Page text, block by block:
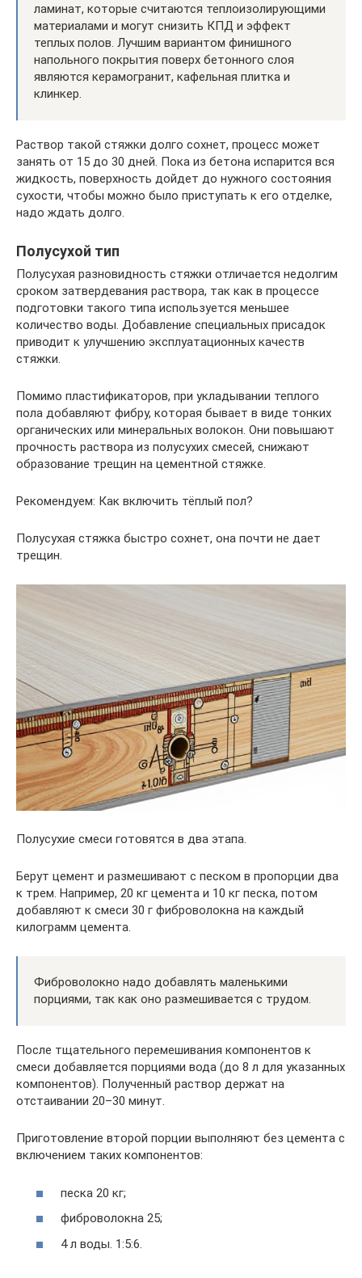
ламинат, которые считаются теплоизолирующими
материалами и могут снизить КПД и эффект
теплых полов. Лучшим вариантом финишного
напольного покрытия поверх бетонного слоя
являются керамогранит, кафельная плитка и
клинкер.
Раствор такой стяжки долго сохнет, процесс может
занять от 15 до 30 дней. Пока из бетона испарится вся
жидкость, поверхность дойдет до нужного состояния
сухости, чтобы можно было приступать к его отделке,
надо ждать долго.
Полусухой тип
Полусухая разновидность стяжки отличается недолгим
сроком затвердевания раствора, так как в процессе
подготовки такого типа используется меньшее
количество воды. Добавление специальных присадок
приводит к улучшению эксплуатационных качеств
стяжки.
Помимо пластификаторов, при укладывании теплого
пола добавляют фибру, которая бывает в виде тонких
органических или минеральных волокон. Они повышают
прочность раствора из полусухих смесей, снижают
образование трещин на цементной стяжке.
Рекомендуем: Как включить тёплый пол?
Полусухая стяжка быстро сохнет, она почти не дает
трещин.
Полусухие смеси готовятся в два этапа.
Берут цемент и размешивают с песком в пропорции два
к трем. Например, 20 кг цемента и 10 кг песка, потом
добавляют к смеси 30 г фиброволокна на каждый
килограмм цемента.
Фиброволокно надо добавлять маленькими
порциями, так как оно размешивается с трудом.
После тщательного перемешивания компонентов к
смеси добавляется порциями вода (до 8 л для указанных
компонентов). Полученный раствор держат на
отстаивании 20–30 минут.
Приготовление второй порции выполняют без цемента с
включением таких компонентов:
песка 20 кг;
фиброволокна 25;
4 л воды. 1:5:6.